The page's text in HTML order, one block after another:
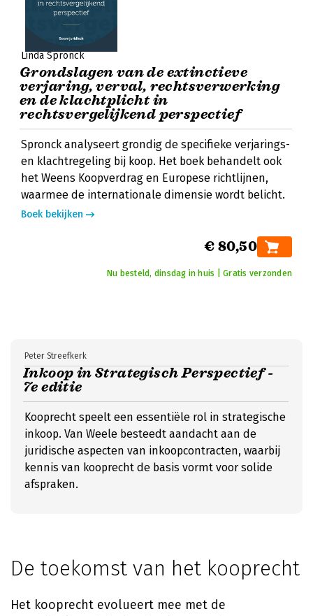
Linda Spronck
Grondslagen van de extinctieve
verjaring, verval, rechtsverwerking
en de klachtplicht in
rechtsvergelijkend perspectief
Spronck analyseert grondig de specifieke verjarings-
en klachtregeling bij koop. Het boek behandelt ook
het Weens Koopverdrag en Europese richtlijnen,
waarmee de internationale dimensie wordt belicht.
Boek bekijken
€ 80,50
Nu besteld, dinsdag in huis | Gratis verzonden
Inkoop in Strategisch Perspectief -
7e editie
Peter Streefkerk
Kooprecht speelt een essentiële rol in strategische
inkoop. Van Weele besteedt aandacht aan de
juridische aspecten van inkoopcontracten, waarbij
kennis van kooprecht de basis vormt voor solide
afspraken.
De toekomst van het kooprecht
Het kooprecht evolueert mee met de